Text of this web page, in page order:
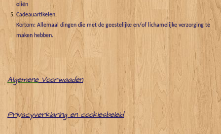
oliën
Cadeauartikelen.
Kortom: Allemaal dingen die met de geestelijke en/of lichamelijke verzorging te
maken hebben.
Algemene Voorwaaden
Privacyverklaring en cookiesbeleid